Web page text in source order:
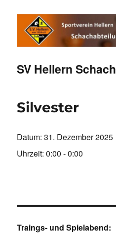
SV Hellern Schach
Silvester
Datum:31. Dezember 2025
Uhrzeit:0:00 - 0:00
Traings- und Spielabend: